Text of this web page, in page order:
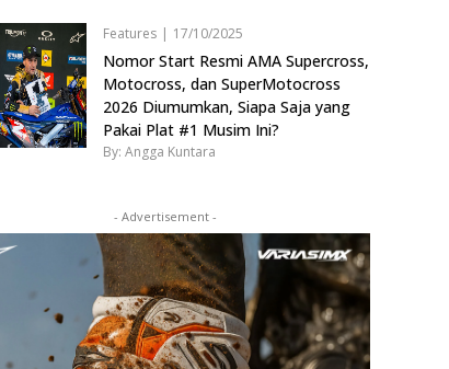
Features | 17/10/2025
Nomor Start Resmi AMA Supercross,
Motocross, dan SuperMotocross
2026 Diumumkan, Siapa Saja yang
Pakai Plat #1 Musim Ini?
By: Angga Kuntara
- Advertisement -